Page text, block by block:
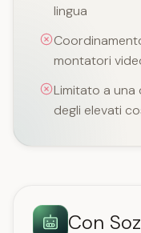
lingua
montatori
Limitato a una
degli elevati
Con